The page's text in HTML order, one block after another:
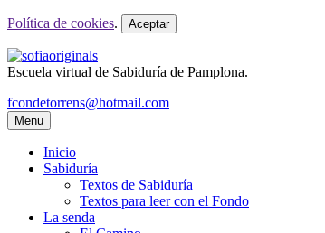
Política de cookies. Aceptar
Escuela virtual de Sabiduría de Pamplona.
fcondetorrens@hotmail.com
Menu
Inicio
Sabiduría
Textos de Sabiduría
Textos para leer con el Fondo
La senda